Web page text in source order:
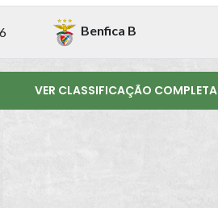
Benfica B
VER CLASSIFICAÇÃO COMPLETA